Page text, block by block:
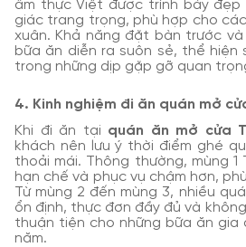
ẩm thực Việt được trình bày
giác trang trọng, phù hợp cho
xuân. Khả năng đặt bàn trước
bữa ăn diễn ra suôn sẻ, thể
trong những dịp gặp gỡ quan
4. Kinh nghiệm đi ăn quán mở
Khi đi ăn tại quán ăn mở cửa
khách nên lưu ý thời điểm ghé
thoải mái. Thông thường, mùng
hạn chế và phục vụ chậm hơn,
Từ mùng 2 đến mùng 3, nhiều
ổn định, thực đơn đầy đủ và
thuận tiện cho những bữa ăn gia
năm.